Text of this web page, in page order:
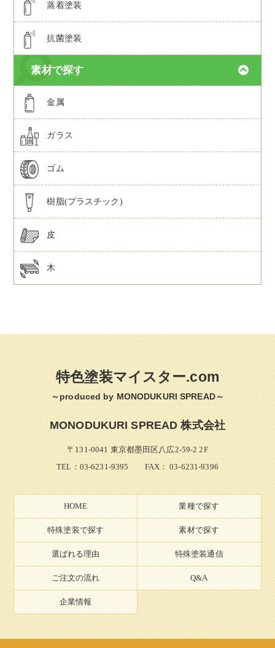
蒸着塗装
抗菌塗装
素材で探す
金属
ガラス
ゴム
樹脂(プラスチック)
皮
木
特色塗装マイスター.com
～produced by MONODUKURI SPREAD～
MONODUKURI SPREAD 株式会社
〒131-0041 東京都墨田区八広2-59-2 2F
TEL：03-6231-9395FAX： 03-6231-9396
HOME 業種で探す
特殊塗装で探す 素材で探す
選ばれる理由 特殊塗装通信
ご注文の流れ Q&A
企業情報